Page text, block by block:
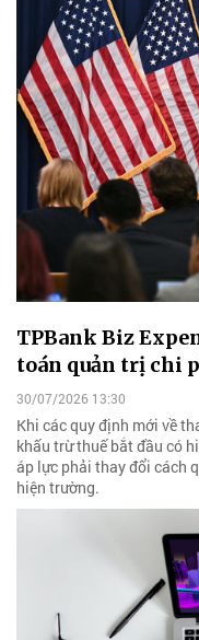
TPBank Biz
toán quản trị chi
30/07/2026 13:30
Khi các quy định mới về
khấu trừ thuế bắt đầu có
áp lực phải thay đổi cách
hiện trường.